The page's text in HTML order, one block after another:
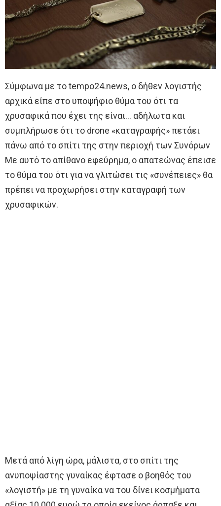
Σύμφωνα με το tempo24.news, ο δήθεν λογιστής
αρχικά είπε στο υποψήφιο θύμα του ότι τα
χρυσαφικά που έχει της είναι… αδήλωτα και
συμπλήρωσε ότι το drone «καταγραφής» πετάει
πάνω από το σπίτι της στην περιοχή των Συνόρων
Με αυτό το απίθανο εφεύρημα, ο απατεώνας έπεισε
το θύμα του ότι για να γλιτώσει τις «συνέπειες» θα
πρέπει να προχωρήσει στην καταγραφή των
χρυσαφικών.
Μετά από λίγη ώρα, μάλιστα, στο σπίτι της
ανυποψίαστης γυναίκας έφτασε ο βοηθός του
«λογιστή» με τη γυναίκα να του δίνει κοσμήματα